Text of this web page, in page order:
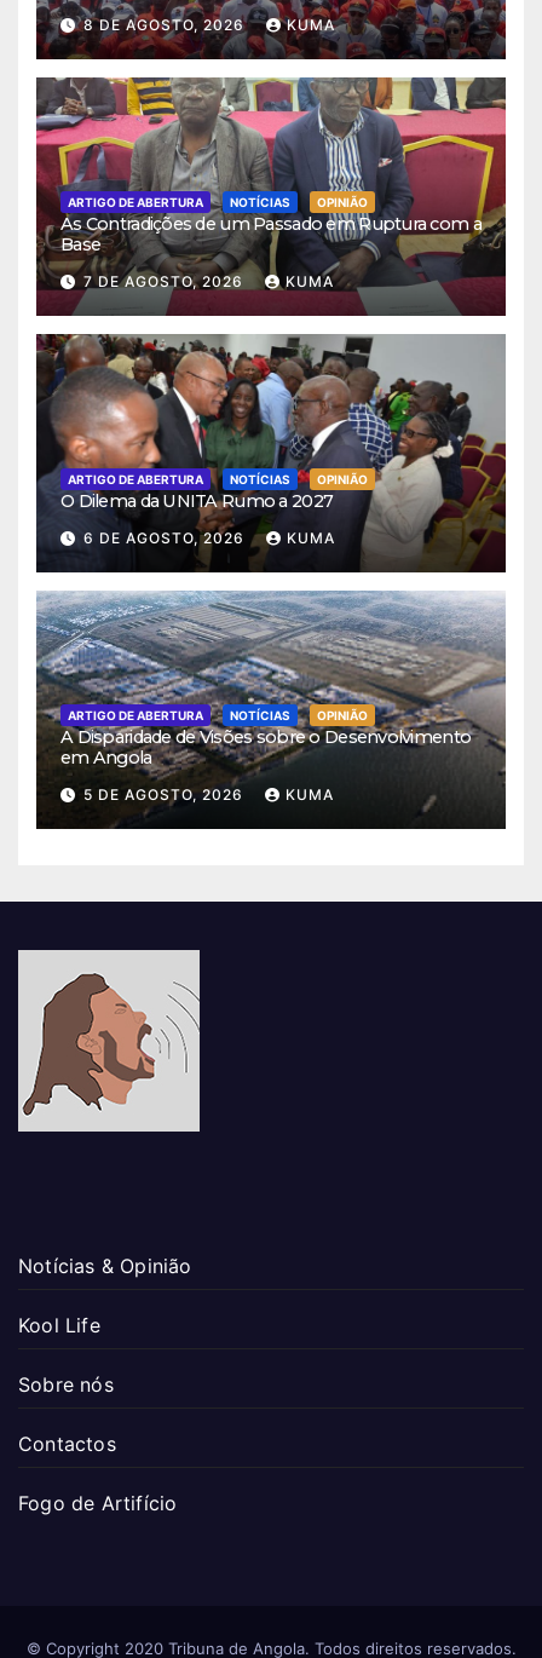
8 DE AGOSTO, 2026 KUMA
ARTIGO DE ABERTURA NOTÍCIAS OPINIÃO
As Contradições de um Passado em Ruptura com a
Base
7 DE AGOSTO, 2026 KUMA
ARTIGO DE ABERTURA NOTÍCIAS OPINIÃO
O Dilema da UNITA Rumo a 2027
6 DE AGOSTO, 2026 KUMA
ARTIGO DE ABERTURA NOTÍCIAS OPINIÃO
A Disparidade de Visões sobre o Desenvolvimento
em Angola
5 DE AGOSTO, 2026 KUMA
Notícias & Opinião
Kool Life
Sobre nós
Contactos
Fogo de Artifício
© Copyright 2020 Tribuna de Angola. Todos direitos reservados.